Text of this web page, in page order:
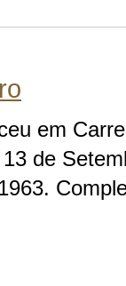
em
de